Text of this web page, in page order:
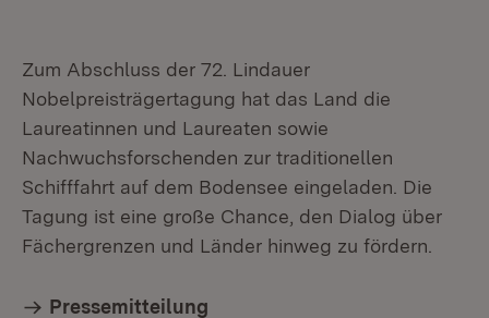
Zum Abschluss der 72. Lindauer
Nobelpreisträgertagung hat das Land die
Laureatinnen und Laureaten sowie
Nachwuchsforschenden zur traditionellen
Schifffahrt auf dem Bodensee eingeladen. Die
Tagung ist eine große Chance, den Dialog über
Fächergrenzen und Länder hinweg zu fördern.
Pressemitteilung